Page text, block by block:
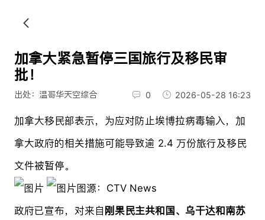
加拿大紧急暂停三国旅行及移民审
批！
出处：温哥华天空综合 0 2026-05-28 16:23
加拿大移民部表示，为应对防止埃博拉病毒输入，加
拿大政府的相关措施可能导致逾 2.4 万份旅行及移民
文件被暂停。
图源：CTV News
政府已宣布，对来自 刚果民主共和国、乌干达和南苏